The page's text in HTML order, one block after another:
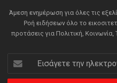
Άμεση ενημέρωση για όλες τις
Ροή ειδήσεων όλο το
προτάσεις για Πολιτική, Κοινωνία,
την
ηλεκτρονική